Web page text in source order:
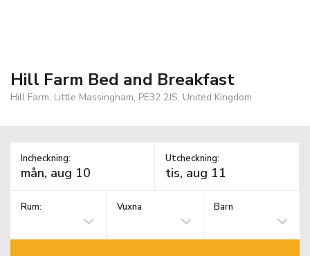
Hill Farm Bed and Breakfast
Hill Farm, Little Massingham, PE32 2JS, United Kingdom
Incheckning: Utcheckning:
Rum: Vuxna Barn